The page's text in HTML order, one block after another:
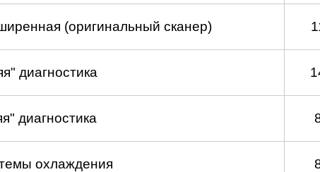
(оригинальный сканер)
диагностика
диагностика
охлаждения